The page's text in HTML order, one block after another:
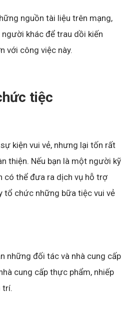
nguồn tài liệu trên mạng,
khác để trau dồi kiến
với công việc này.
tiệc
kiện vui vẻ, nhưng lại tốn rất
thiện. Nếu bạn là một người kỹ
có thể đưa ra dịch vụ hỗ trợ
tổ chức những bữa tiệc vui vẻ
những đối tác và nhà cung cấp
cung cấp thực phẩm, nhiếp
trí.